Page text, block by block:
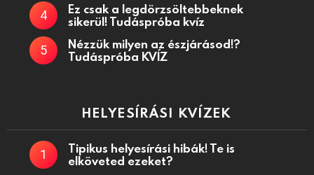
Ez csak a legdörzsöltebbeknek
sikerül! Tudáspróba kvíz
Nézzük milyen az észjárásod!?
Tudáspróba KVÍZ
HELYESÍRÁSI KVÍZEK
Tipikus helyesírási hibák! Te is
elköveted ezeket?